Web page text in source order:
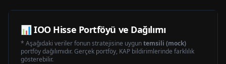
📊IOOHisse Portföyü ve Dağılımı
* Aşağıdaki veriler fonun stratejisine uyguntemsili (mock)
portföy dağılımıdır. Gerçek portföy, KAP bildirimlerinde farklılık
gösterebilir.